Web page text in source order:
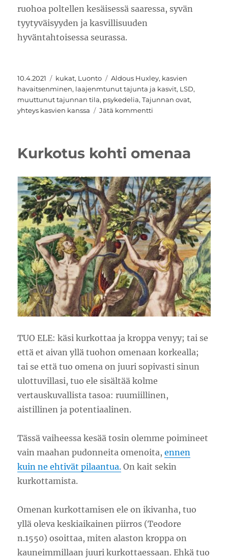
ruohoa poltellen kesäisessä saaressa, syvän
tyytyväisyyden ja kasvillisuuden
hyväntahtoisessa seurassa.
Julkaistu
10.4.2021 Kategoriat
kukat, Luonto Avainsanat
Aldous Huxley, kasvien
havaitsenminen, laajenmtunut tajunta ja kasvit, LSD,
muuttunut tajunnan tila, psykedelia,Tajunnan ovat,
yhteys kasvien kanssa
Jätä kommentti
olla
kanssa
–
ja
psykoaktiiviset
aineet
Kurkotus kohti omenaa
TUO ELE: käsi kurkottaa ja kroppa venyy; tai se
että et aivan yllä tuohon omenaan korkealla;
tai se että tuo omena on juuri sopivasti sinun
ulottuvillasi, tuo ele sisältää kolme
vertauskuvallista tasoa: ruumiillinen,
aistillinen ja potentiaalinen.
Tässä vaiheessa kesää tosin olemme poimineet
vain maahan pudonneita omenoita,ennen
kuin ne ehtivät pilaantua. On kait sekin
kurkottamista.
Omenan kurkottamisen ele on ikivanha, tuo
yllä oleva keskiaikainen piirros (Teodore
n.1550) osoittaa, miten alaston kroppa on
kauneimmillaan juuri kurkottaessaan. Ehkä tuo